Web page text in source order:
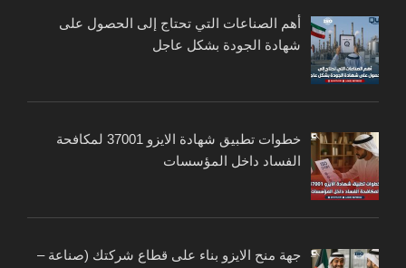
أهم الصناعات التي تحتاج إلى الحصول على
شهادة الجودة بشكل عاجل
خطوات تطبيق شهادة الايزو 37001 لمكافحة
الفساد داخل المؤسسات
جهة منح الايزو بناء على قطاع شركتك (صناعة –